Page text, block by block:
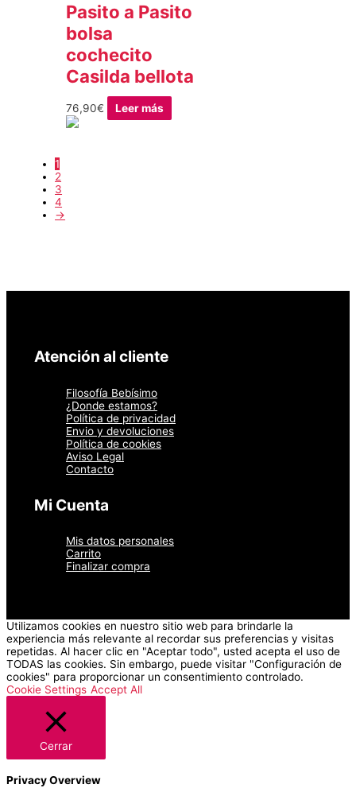
Pasito a Pasito
bolsa
cochecito
Casilda bellota
76,90€ Leer más
1
2
3
4
→
Atención al cliente
Filosofía Bebísimo
¿Donde estamos?
Política de privacidad
Envio y devoluciones
Política de cookies
Aviso Legal
Contacto
Mi Cuenta
Mis datos personales
Carrito
Finalizar compra
Utilizamos cookies en nuestro sitio web para brindarle la
experiencia más relevante al recordar sus preferencias y visitas
repetidas. Al hacer clic en "Aceptar todo", usted acepta el uso de
TODAS las cookies. Sin embargo, puede visitar "Configuración de
cookies" para proporcionar un consentimiento controlado.
Cookie Settings Accept All
Cerrar
Privacy Overview